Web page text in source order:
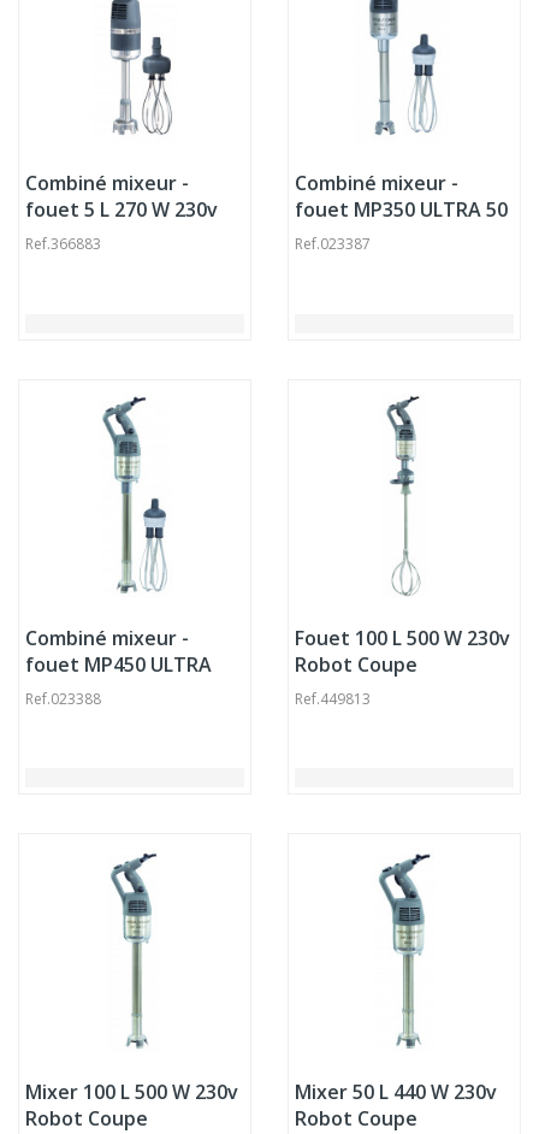
Combiné mixeur -
fouet 5 L 270 W 230v
Robot Coupe
Ref.366883
Combiné mixeur -
fouet MP350 ULTRA 50
L 440 W 230v Robot
Ref.023387
Combiné mixeur -
fouet MP450 ULTRA
100 L 500 W 230v Robot
Ref.023388
Fouet 100 L 500 W 230v
Robot Coupe
Ref.449813
Mixer 100 L 500 W 230v
Robot Coupe
Mixer 50 L 440 W 230v
Robot Coupe